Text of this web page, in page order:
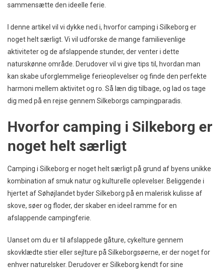
sammensætte den ideelle ferie.
I denne artikel vil vi dykke ned i, hvorfor camping i Silkeborg er
noget helt særligt. Vi vil udforske de mange familievenlige
aktiviteter og de afslappende stunder, der venter i dette
naturskønne område. Derudover vil vi give tips til, hvordan man
kan skabe uforglemmelige ferieoplevelser og finde den perfekte
harmoni mellem aktivitet og ro. Så læn dig tilbage, og lad os tage
dig med på en rejse gennem Silkeborgs campingparadis.
Hvorfor camping i Silkeborg er
noget helt særligt
Camping i Silkeborg er noget helt særligt på grund af byens unikke
kombination af smuk natur og kulturelle oplevelser. Beliggende i
hjertet af Søhøjlandet byder Silkeborg på en malerisk kulisse af
skove, søer og floder, der skaber en ideel ramme for en
afslappende campingferie.
Uanset om du er til afslappede gåture, cykelture gennem
skovklædte stier eller sejlture på Silkeborgsøerne, er der noget for
enhver naturelsker. Derudover er Silkeborg kendt for sine